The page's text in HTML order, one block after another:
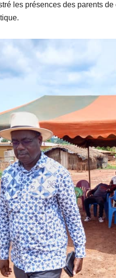
les présences des parents